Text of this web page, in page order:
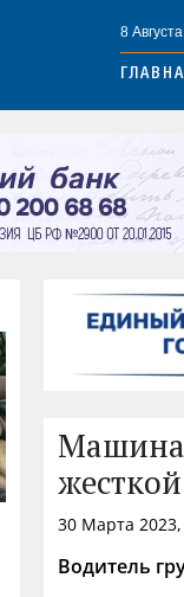
8
Машина
30 Марта
Водитель